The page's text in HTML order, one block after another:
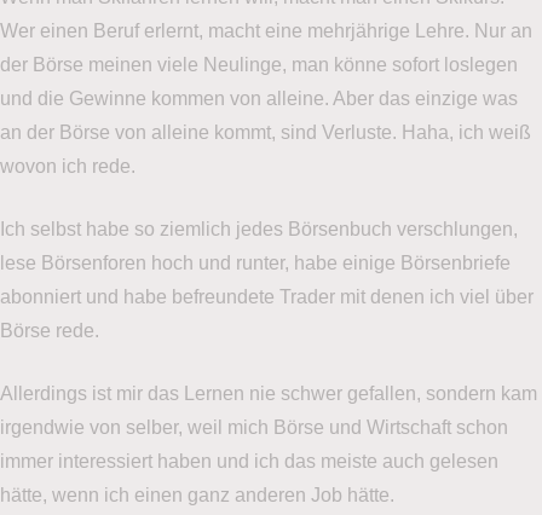
Wer einen Beruf erlernt, macht eine mehrjährige Lehre. Nur an
der Börse meinen viele Neulinge, man könne sofort loslegen
und die Gewinne kommen von alleine. Aber das einzige was
an der Börse von alleine kommt, sind Verluste. Haha, ich weiß
wovon ich rede.
Ich selbst habe so ziemlich jedes Börsenbuch verschlungen,
lese Börsenforen hoch und runter, habe einige Börsenbriefe
abonniert und habe befreundete Trader mit denen ich viel über
Börse rede.
Allerdings ist mir das Lernen nie schwer gefallen, sondern kam
irgendwie von selber, weil mich Börse und Wirtschaft schon
immer interessiert haben und ich das meiste auch gelesen
hätte, wenn ich einen ganz anderen Job hätte.